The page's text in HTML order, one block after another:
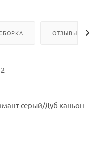
ОТЗЫВЫ
серый/Дуб каньон